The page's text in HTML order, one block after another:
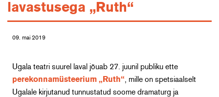
lavastusega „Ruth“
09. mai 2019
Ugala teatri suurel laval jõuab 27. juunil publiku ette
perekonnamüsteerium „Ruth“ , mille on spetsiaalselt
Ugalale kirjutanud tunnustatud soome dramaturg ja